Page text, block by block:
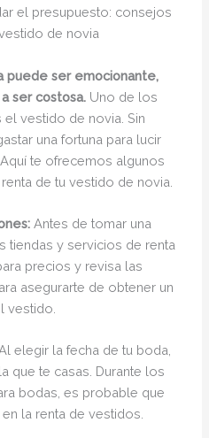
el presupuesto: consejos
de novia
puede ser emocionante,
ser costosa. Uno de los
vestido de novia. Sin
una fortuna para lucir
te ofrecemos algunos
de tu vestido de novia.
Antes de tomar una
tiendas y servicios de renta
precios y revisa las
asegurarte de obtener un
vestido.
elegir la fecha de tu boda,
que te casas. Durante los
bodas, es probable que
la renta de vestidos.